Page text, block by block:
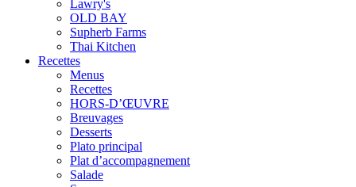
Lawry's
OLD BAY
Supherb Farms
Thai Kitchen
Recettes
Menus
Recettes
HORS-D’ŒUVRE
Breuvages
Desserts
Plato principal
Plat d’accompagnement
Salade